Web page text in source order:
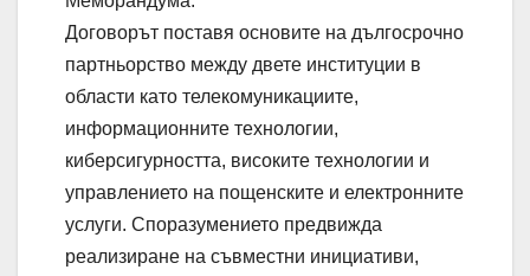
Договорът поставя основите на дългосрочно
партньорство между двете институции в
области като телекомуникациите,
информационните технологии,
киберсигурността, високите технологии и
управлението на пощенските и електронните
услуги. Споразумението предвижда
реализиране на съвместни инициативи,